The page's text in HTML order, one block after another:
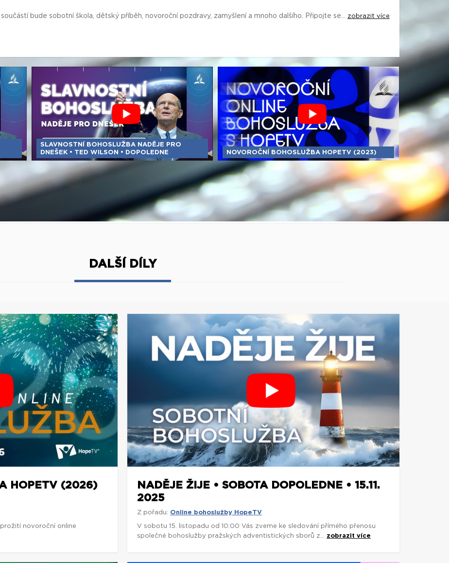
bude sobotní škola, dětský příběh, novoroční pozdravy, zamyšlení a mnoho dalšího. Připojte se... zobrazit více
SLAVNOSTNÍ BOHOSLUŽBA NADĚJE PRO
DNEŠEK • TED WILSON • DOPOLEDNE
NOVOROČNÍ BOHOSLUŽBA HOPETV (2023)
DALŠÍ DÍLY
HOPETV (2026)
novoroční online
NADĚJE ŽIJE • SOBOTA DOPOLEDNE • 15.11.
2025
Z pořadu: Online bohoslužby HopeTV
V sobotu 15. listopadu od 10:00 Vás zveme ke sledování přímého přenosu
společné bohoslužby pražských adventistických sborů z... zobrazit více